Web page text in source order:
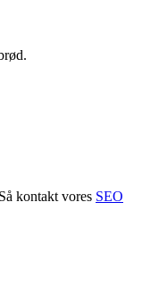
kontakt vores SEO